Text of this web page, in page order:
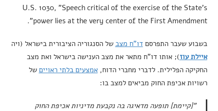
U.S. 1030, "Speech critical of the exercise of the State’s
power lies at the very center of the First Amendment".
בשבוע שעבר התפרסםדו"ח מצב של הסנגוריה הציבורית בישראל (ויה
איילת עוז); אותו דו"ח מתאר את מצב הענישה בישראל ואת מצב
החקיקה הפלילית. לדברי מחברי הדוח,אמצעים בלתי ראויים של
רשויות אכיפת החוק מביאים למצב בו:
"[קיימת] תופעה מדאיגה בה נקבעת מדיניות אכיפת החוק